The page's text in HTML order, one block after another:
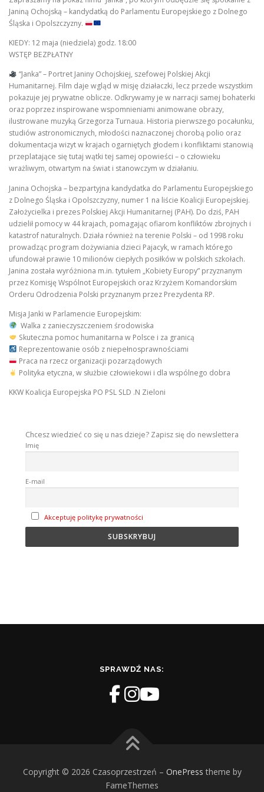
Janiną Ochojską – kandydatką do Parlamentu Europejskiego z Dolnego
Śląska i Opolszczyzny.
KIEDY: 12 maja (niedziela) godz. 18:00
WSTĘP BEZPŁATNY
“Janka” – Portret Janiny Ochojskiej, szefowej Polskiej Akcji
Humanitarnej. Film daje wgląd w misję działaczki, lecz przede wszystkim
pokazuje jej prywatne oblicze. Odkrywamy je w narracji samej bohaterki
oraz poprzez inspirowane wspomnieniami animowane obrazy,
ilustrowane muzyką Grzegorza Turnaua. Historia pierwszego pocałunku,
studiów astronomicznych, młodości naznaczonej chorobą polio oraz
dokumentacja wizyt w krajach ogarniętych głodem i konfliktami stanowią
przeplatające się tutaj wątki tej samej opowieści – o człowieku
wrażliwym, otwartym na świat i stanowczym w działaniu.
Janina Ochojska – bezpartyjna kandydatka do Parlamentu Europejskiego
z Dolnego Śląska i Opolszczyzny, numer 1 na liście Koalicji Europejskiej.
Założycielka i prezes Polskiej Akcji Humanitarnej (PAH). Do dziś, PAH
udzielił pomocy w 44 krajach, pomagając ofiarom konfliktów zbrojnych i
katastrof naturalnych. Działa również na terenie Polski – od 1998 roku
prowadząc program dożywiania dzieci Pajacyk, w ramach którego
ufundował prawie 10 milionów ciepłych posiłków w polskich szkołach.
Janina została wyróżniona m.in. tytułem „Kobiety Europy” przyznanym
przez Komisję Wspólnot Europejskich oraz Krzyżem Komandorskim
Orderu Odrodzenia Polski przyznanym przez Prezydenta RP.
Misja Janki w Parlamencie Europejskim:
Walka z zanieczyszczeniem środowiska
Skuteczna pomoc humanitarna w Polsce i za granicą
Reprezentowanie osób z niepełnosprawnościami
Praca na rzecz organizacji pozarządowych
Polityka etyczna, w służbie człowiekowi i dla wspólnego dobra
KKW Koalicja Europejska PO PSL SLD .N Zieloni
Chcesz wiedzieć co się u nas dzieje? Zapisz się do newslettera
Imię
E-mail
Akceptuję politykę prywatności
SPRAWDŹ NAS:
Copyright © 2026 Czasoprzestrzeń – OnePress theme by
FameThemes